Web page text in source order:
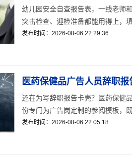
幼儿园安全自查报告表，一线老师
突击检查、迎检准备都能用得上，
发布时间：2026-08-06 22:29:36
医药保健品广告人员辞职报
还在为写辞职报告卡壳？医药保健
份专门为广告岗定制的参阅模板，
发布时间：2026-08-06 22:05:18